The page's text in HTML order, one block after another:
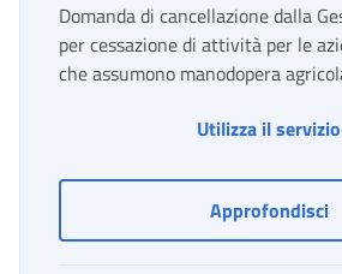
Domanda di cancellazione dalla
per cessazione di attività per le
che assumono manodopera
Utilizza il servizio
Approfondisci